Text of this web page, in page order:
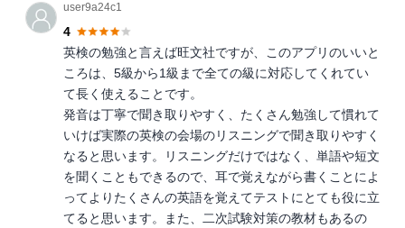
user9a24c1
4
英検の勉強と言えば旺文社ですが、このアプリのいいと
ころは、5級から1級まで全ての級に対応してくれてい
て長く使えることです。
発音は丁寧で聞き取りやすく、たくさん勉強して慣れて
いけば実際の英検の会場のリスニングで聞き取りやすく
なると思います。リスニングだけではなく、単語や短文
を聞くこともできるので、耳で覚えながら書くことによ
ってよりたくさんの英語を覚えてテストにとても役に立
てると思います。また、二次試験対策の教材もあるの